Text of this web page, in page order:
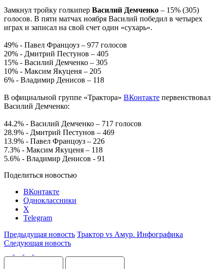
Замкнул тройку голкипер Василий Демченко – 15% (305)
голосов. В пяти матчах ноября Василий победил в четырех
играх и записал на свой счет один «сухарь».
49% - Павел Францоуз – 977 голосов
20% - Дмитрий Пестунов – 405
15% - Василий Демченко – 305
10% - Максим Якуценя – 205
6% - Владимир Денисов – 118
В официальной группе «Трактора» ВКонтакте первенствовал
Василий Демченко:
44.2% - Василий Демченко – 717 голосов
28.9% - Дмитрий Пестунов – 469
13.9% - Павел Францоуз – 226
7.3% - Максим Якуценя – 118
5.6% - Владимир Денисов - 91
Поделиться новостью
ВКонтакте
Одноклассники
X
Telegram
Предыдущая новость Трактор vs Амур. Инфографика
Следующая новость